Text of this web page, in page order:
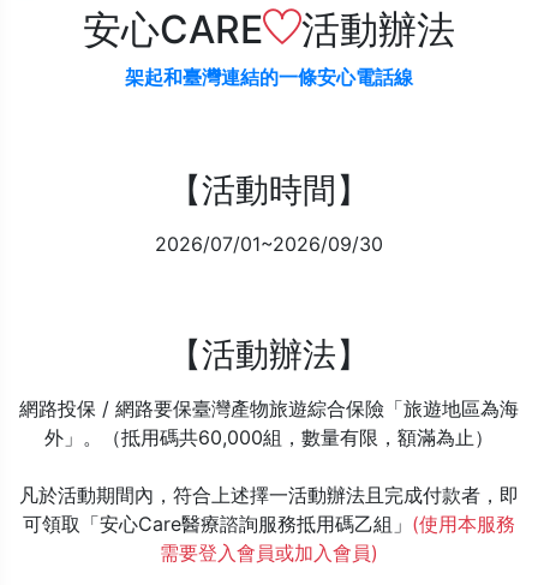
安心CARE 活動辦法
架起和臺灣連結的一條安心電話線
【活動時間】
2026/07/01~2026/09/30
【活動辦法】
網路投保 / 網路要保臺灣產物旅遊綜合保險「旅遊地區為海
外」。（抵用碼共60,000組，數量有限，額滿為止）
凡於活動期間內，符合上述擇一活動辦法且完成付款者，即
可領取「安心Care醫療諮詢服務抵用碼乙組」 (使用本服務
需要登入會員或加入會員)